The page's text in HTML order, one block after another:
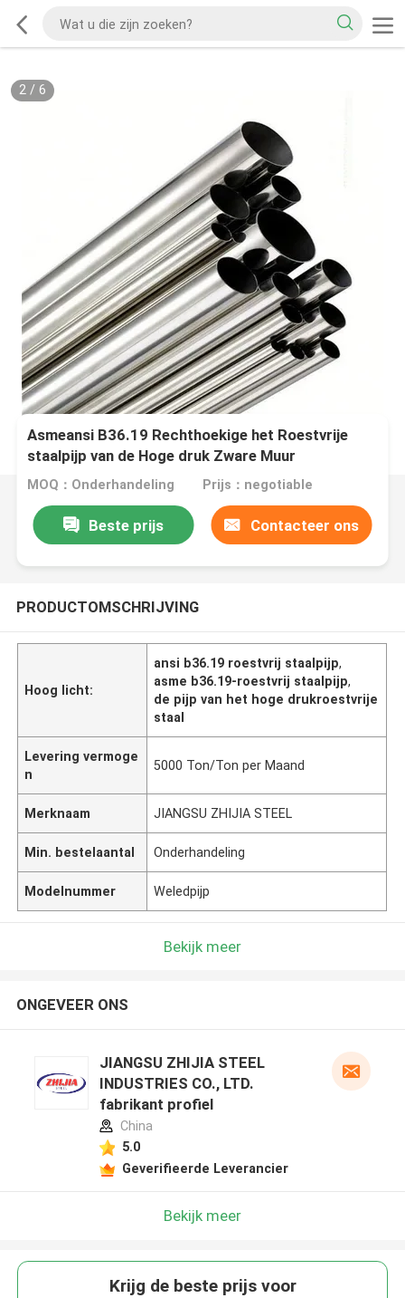
2/ 6
Asmeansi B36.19 Rechthoekige het Roestvrije
staalpijp van de Hoge druk Zware Muur
MOQ：Onderhandeling Prijs：negotiable
Beste prijs Contacteer ons
PRODUCTOMSCHRIJVING
Hoog licht:
ansi b36.19 roestvrij staalpijp,
asme b36.19-roestvrij staalpijp,
de pijp van het hoge drukroestvrije
staal
Levering vermoge
n
5000 Ton/Ton per Maand
Merknaam JIANGSU ZHIJIA STEEL
Min. bestelaantal Onderhandeling
Modelnummer Weledpijp
Bekijk meer
ONGEVEER ONS
JIANGSU ZHIJIA STEEL
INDUSTRIES CO., LTD.
fabrikant profiel
China
5.0
Geverifieerde Leverancier
Bekijk meer
Krijg de beste prijs voor